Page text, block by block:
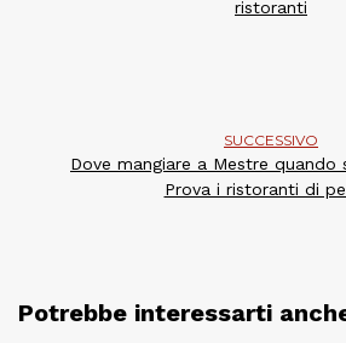
ristoranti
SUCCESSIVO
Dove mangiare a Mestre quando
Prova i ristoranti di
Potrebbe interessarti